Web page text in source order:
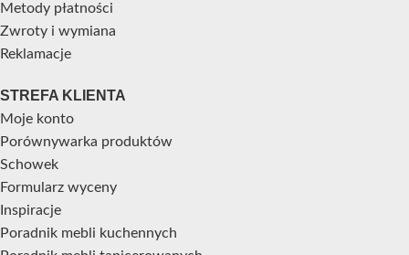
Metody płatności
Zwroty i wymiana
Reklamacje
STREFA KLIENTA
Moje konto
Porównywarka produktów
Schowek
Formularz wyceny
Inspiracje
Poradnik mebli kuchennych